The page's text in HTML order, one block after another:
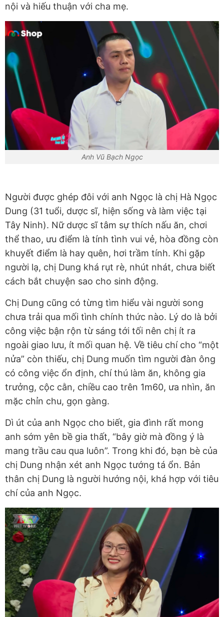
nội và hiếu thuận với cha mẹ.
Anh Vũ Bạch Ngọc
Người được ghép đôi với anh Ngọc là chị Hà Ngọc
Dung (31 tuổi, dược sĩ, hiện sống và làm việc tại
Tây Ninh). Nữ dược sĩ tâm sự thích nấu ăn, chơi
thể thao, ưu điểm là tính tình vui vẻ, hòa đồng còn
khuyết điểm là hay quên, hơi trầm tính. Khi gặp
người lạ, chị Dung khá rụt rè, nhút nhát, chưa biết
cách bắt chuyện sao cho sinh động.
Chị Dung cũng có từng tìm hiểu vài người song
chưa trải qua mối tình chính thức nào. Lý do là bởi
công việc bận rộn từ sáng tới tối nên chị ít ra
ngoài giao lưu, ít mối quan hệ. Về tiêu chí cho “một
nửa” còn thiếu, chị Dung muốn tìm người đàn ông
có công việc ổn định, chí thú làm ăn, không gia
trưởng, cộc cằn, chiều cao trên 1m60, ưa nhìn, ăn
mặc chỉn chu, gọn gàng.
Dì út của anh Ngọc cho biết, gia đình rất mong
anh sớm yên bề gia thất, “bây giờ mà đồng ý là
mang trầu cau qua luôn”. Trong khi đó, bạn bè của
chị Dung nhận xét anh Ngọc tướng tá ổn. Bản
thân chị Dung là người hướng nội, khá hợp với tiêu
chí của anh Ngọc.